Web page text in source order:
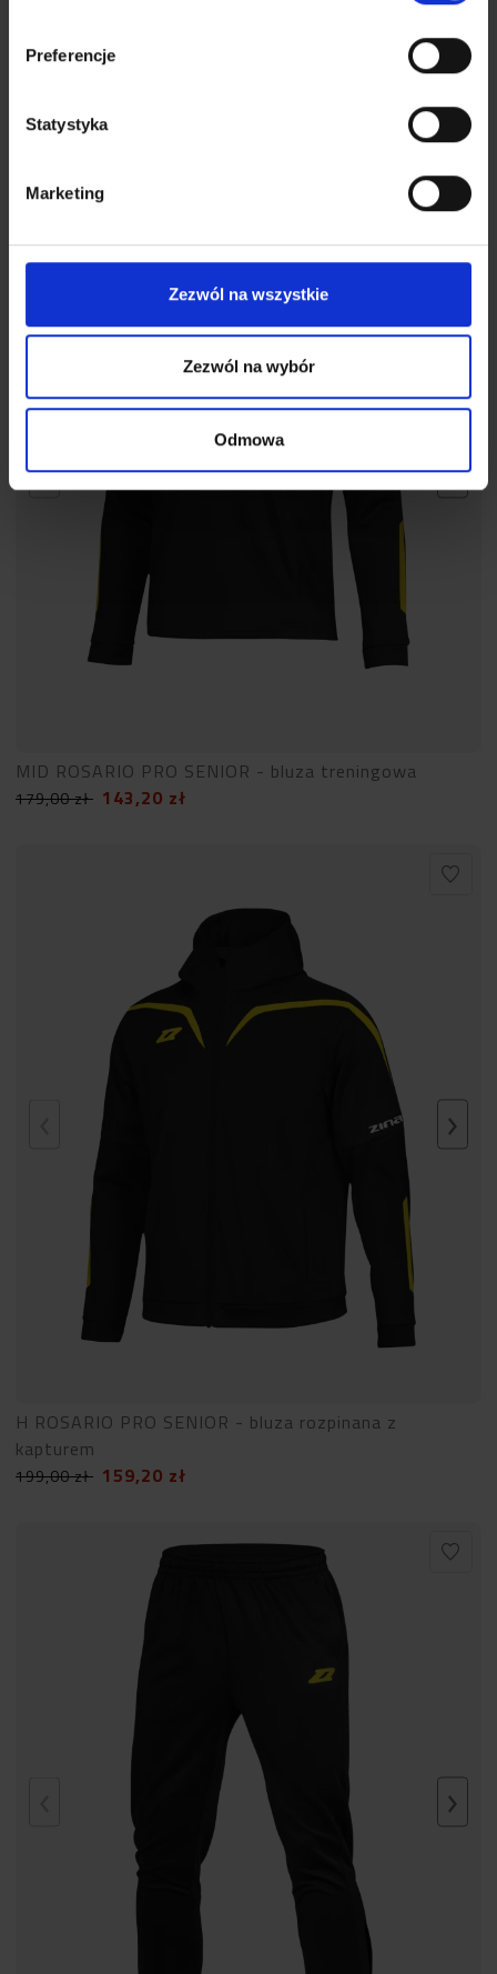
Preferencje
Statystyka
Marketing
Zezwól na wszystkie
Zezwól na wybór
Odmowa
ROSARIO PRO SENIOR - bluza treningowa
MID ROSARIO PRO SENIOR - bluza treningowa
179,00zł 143,20 zł
H ROSARIO PRO SENIOR - bluza rozpinana z
kapturem
199,00zł 159,20 zł